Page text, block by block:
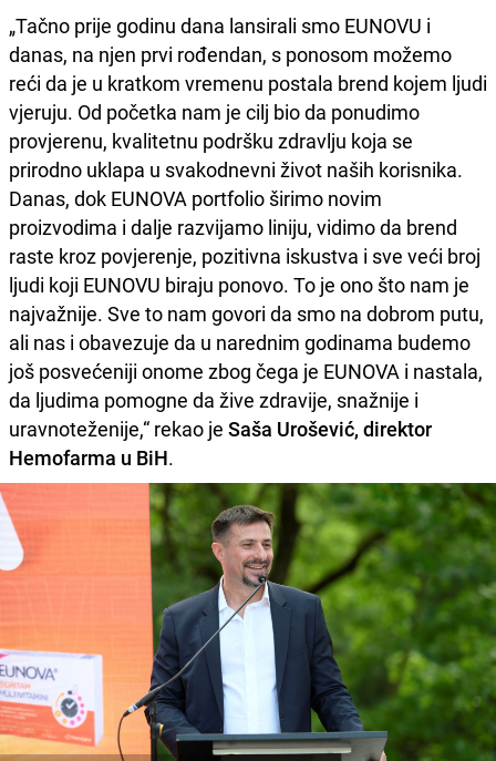
„Tačno prije godinu dana lansirali smo EUNOVU i
danas, na njen prvi rođendan, s ponosom možemo
reći da je u kratkom vremenu postala brend kojem ljudi
vjeruju. Od početka nam je cilj bio da ponudimo
provjerenu, kvalitetnu podršku zdravlju koja se
prirodno uklapa u svakodnevni život naših korisnika.
Danas, dok EUNOVA portfolio širimo novim
proizvodima i dalje razvijamo liniju, vidimo da brend
raste kroz povjerenje, pozitivna iskustva i sve veći broj
ljudi koji EUNOVU biraju ponovo. To je ono što nam je
najvažnije. Sve to nam govori da smo na dobrom putu,
ali nas i obavezuje da u narednim godinama budemo
još posvećeniji onome zbog čega je EUNOVA i nastala,
da ljudima pomogne da žive zdravije, snažnije i
uravnoteženije,“ rekao je Saša Urošević, direktor
Hemofarma u BiH.